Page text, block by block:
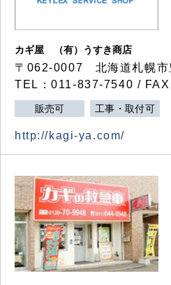
カギ屋 （有）うすき商店
〒062-0007 北海道札幌市
TEL：011-837-7540 /
販売可 工事・取付可
http://kagi-ya.com/